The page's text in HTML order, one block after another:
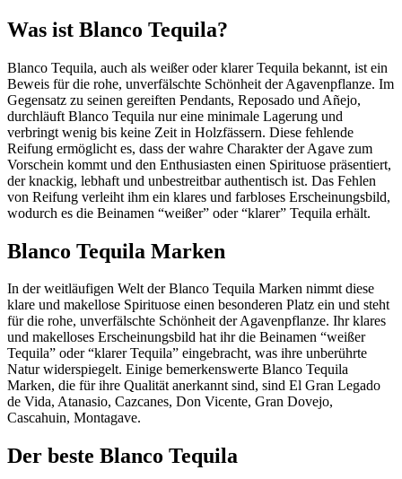
Was ist Blanco Tequila?
Blanco Tequila, auch als weißer oder klarer Tequila bekannt, ist ein
Beweis für die rohe, unverfälschte Schönheit der Agavenpflanze. Im
Gegensatz zu seinen gereiften Pendants, Reposado und Añejo,
durchläuft Blanco Tequila nur eine minimale Lagerung und
verbringt wenig bis keine Zeit in Holzfässern. Diese fehlende
Reifung ermöglicht es, dass der wahre Charakter der Agave zum
Vorschein kommt und den Enthusiasten einen Spirituose präsentiert,
der knackig, lebhaft und unbestreitbar authentisch ist. Das Fehlen
von Reifung verleiht ihm ein klares und farbloses Erscheinungsbild,
wodurch es die Beinamen “weißer” oder “klarer” Tequila erhält.
Blanco Tequila Marken
In der weitläufigen Welt der Blanco Tequila Marken nimmt diese
klare und makellose Spirituose einen besonderen Platz ein und steht
für die rohe, unverfälschte Schönheit der Agavenpflanze. Ihr klares
und makelloses Erscheinungsbild hat ihr die Beinamen “weißer
Tequila” oder “klarer Tequila” eingebracht, was ihre unberührte
Natur widerspiegelt. Einige bemerkenswerte Blanco Tequila
Marken, die für ihre Qualität anerkannt sind, sind El Gran Legado
de Vida, Atanasio, Cazcanes, Don Vicente, Gran Dovejo,
Cascahuin, Montagave.
Der beste Blanco Tequila